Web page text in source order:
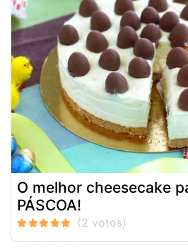
O melhor cheesecake
PÁSCOA!